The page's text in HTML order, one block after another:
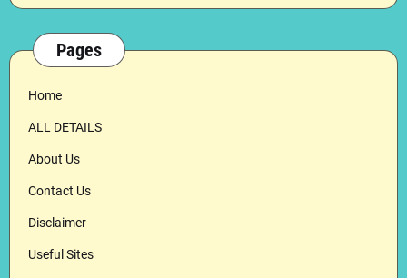
Pages
Home
ALL DETAILS
About Us
Contact Us
Disclaimer
Useful Sites